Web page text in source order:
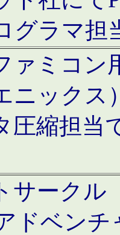
グラマ担
ァミコン
ニックス
圧縮担当
サークル
ドベン